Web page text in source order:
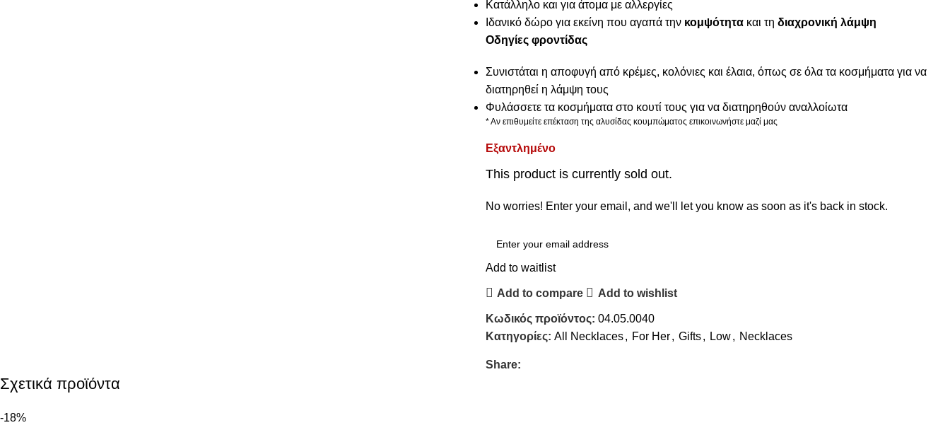
Κατάλληλο και για άτομα με αλλεργίες
Ιδανικό δώρο για εκείνη που αγαπά την κομψότητα και τη διαχρονική λάμψη
Οδηγίες φροντίδας
Συνιστάται η αποφυγή από κρέμες, κολόνιες και έλαια, όπως σε όλα τα κοσμήματα για να
διατηρηθεί η λάμψη τους
Φυλάσσετε τα κοσμήματα στο κουτί τους για να διατηρηθούν αναλλοίωτα
* Αν επιθυμείτε επέκταση της αλυσίδας κουμπώματος επικοινωνήστε μαζί μας
Εξαντλημένο
This product is currently sold out.
No worries! Enter your email, and we'll let you know as soon as it's back in stock.
Add to waitlist
Add to compare Add to wishlist
Κωδικός προϊόντος: 04.05.0040
Κατηγορίες: All Necklaces, For Her, Gifts, Low, Necklaces
Share:
Σχετικά προϊόντα
-18%